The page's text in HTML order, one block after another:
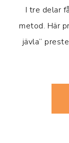
I tre delar
metod. Här
jävla”